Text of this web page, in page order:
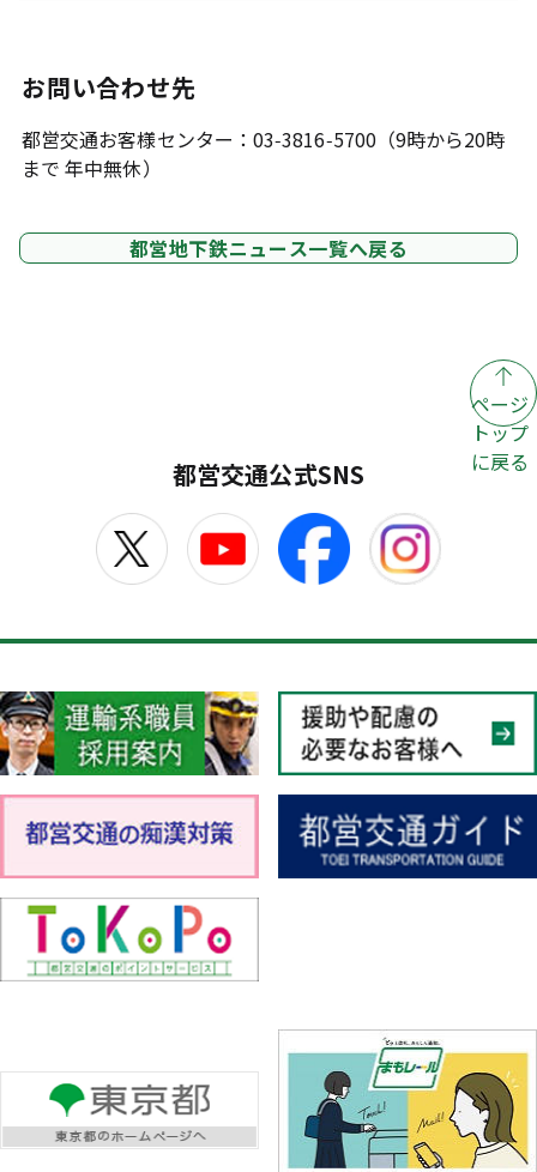
お問い合わせ先
都営交通お客様センター：03-3816-5700（9時から20時
まで 年中無休）
都営地下鉄ニュース一覧へ戻る
ページ
トップ
に戻る
都営交通公式SNS